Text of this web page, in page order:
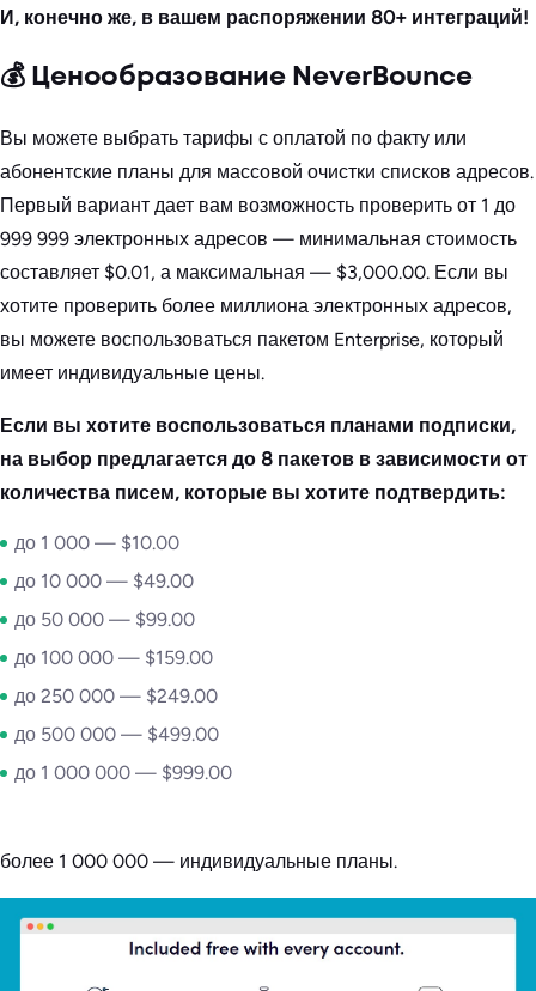
И, конечно же, в вашем распоряжении 80+ интеграций!
💰 Ценообразование NeverBounce
Вы можете выбрать тарифы с оплатой по факту или
абонентские планы для массовой очистки списков адресов.
Первый вариант дает вам возможность проверить от 1 до
999 999 электронных адресов — минимальная стоимость
составляет $0.01, а максимальная — $3,000.00. Если вы
хотите проверить более миллиона электронных адресов,
вы можете воспользоваться пакетом Enterprise, который
имеет индивидуальные цены.
Если вы хотите воспользоваться планами подписки,
на выбор предлагается до 8 пакетов в зависимости от
количества писем, которые вы хотите подтвердить:
до 1 000 — $10.00
до 10 000 — $49.00
до 50 000 — $99.00
до 100 000 — $159.00
до 250 000 — $249.00
до 500 000 — $499.00
до 1 000 000 — $999.00
более 1 000 000 — индивидуальные планы.